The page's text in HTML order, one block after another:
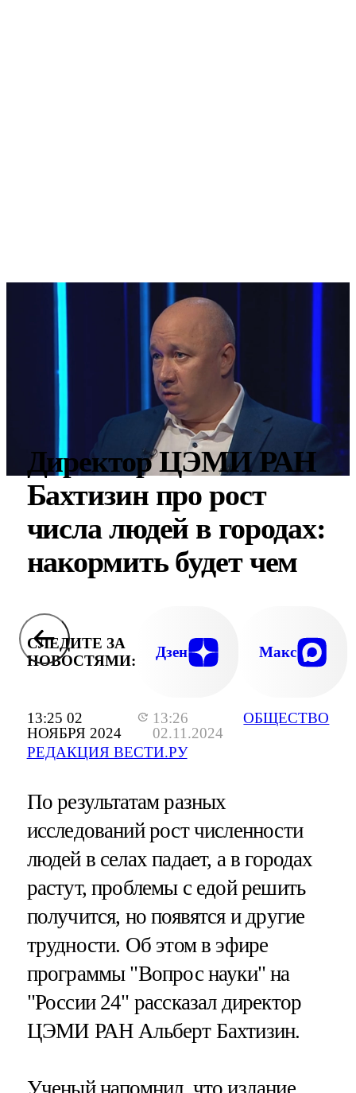
13:25 02
НОЯБРЯ 2024
13:26
02.11.2024
РЕДАКЦИЯ ВЕСТИ.РУ
ОБЩЕСТВО
Директор ЦЭМИ РАН
Бахтизин про рост
числа людей в городах:
накормить будет чем
СЛЕДИТЕ ЗА
НОВОСТЯМИ:
Дзен Макс
По результатам разных
исследований рост численности
людей в селах падает, а в городах
растут, проблемы с едой решить
получится, но появятся и другие
трудности. Об этом в эфире
программы "Вопрос науки" на
"России 24" рассказал директор
ЦЭМИ РАН Альберт Бахтизин.
Ученый напомнил, что издание